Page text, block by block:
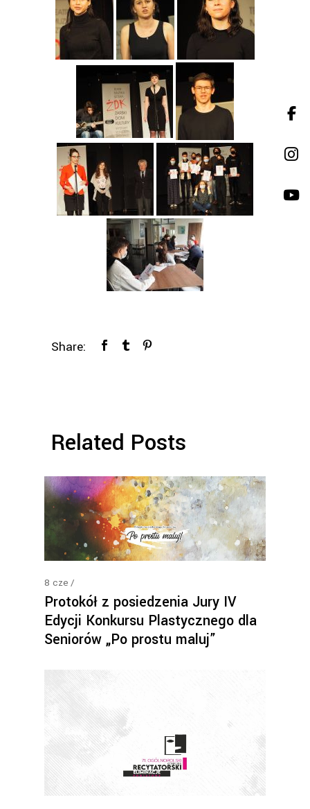
Share:
Related Posts
8 cze
Protokół z posiedzenia Jury IV
Edycji Konkursu Plastycznego dla
Seniorów „Po prostu maluj”